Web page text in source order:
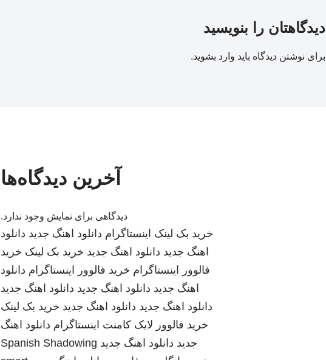
دیدگاهتان را بنویسید
برای نوشتن دیدگاه باید وارد بشوید.
آخرین دیدگاه‌ها
دیدگاهی برای نمایش وجود ندارد.
خرید بک لینک اینستاگرام دانلود اهنگ جدید دانلود
اهنگ جدید دانلود اهنگ جدید خرید بک لینک خرید
فالوور اینستاگرام خرید فالوور اینستاگرام دانلود
اهنگ جدید دانلود اهنگ جدید دانلود اهنگ جدید
دانلود اهنگ جدید دانلود اهنگ جدید خرید بک لینک
خرید فالوور لایک کامنت اینستاگرام دانلود اهنگ
جدید دانلود اهنگ جدید Spanish Shadowing